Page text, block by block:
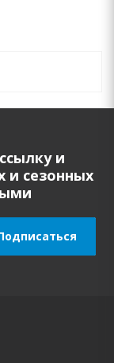
и
и сезонных